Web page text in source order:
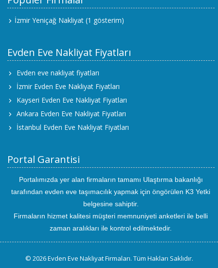
İzmir Yeniçağ Nakliyat (1 gösterim)
Evden Eve Nakliyat Fiyatları
Evden eve nakliyat fiyatları
İzmir Evden Eve Nakliyat Fiyatları
Kayseri Evden Eve Nakliyat Fiyatları
Ankara Evden Eve Nakliyat Fiyatları
İstanbul Evden Eve Nakliyat Fiyatları
Portal Garantisi
Portalımızda yer alan firmaların tamamı Ulaştırma bakanlığı
tarafından evden eve taşımacılık yapmak için öngörülen K3 Yetki
belgesine sahiptir.
Firmaların hizmet kalitesi müşteri memnuniyeti anketleri ile belli
zaman aralıkları ile kontrol edilmektedir.
© 2026 Evden Eve Nakliyat Firmaları. Tüm Hakları Saklıdır.